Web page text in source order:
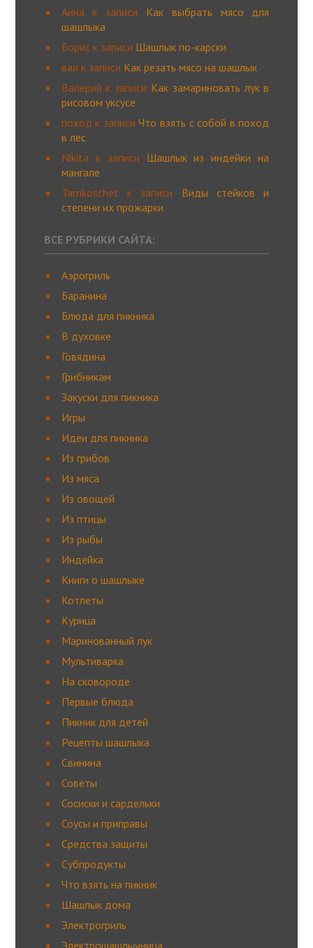
Анна к записи Как выбрать мясо для
шашлыка
Бориск записи Шашлык по-карски
вал к записи Как резать мясо на шашлык
Валерий к записи Как замариновать лук в
рисовом уксусе
поход к записиЧто взять с собой в поход
в лес
Nikita к записи Шашлык из индейки на
мангале
Tamkoschet к записи Виды стейков и
степени их прожарки
ВСЕ РУБРИКИ САЙТА:
Аэрогриль
Баранина
Блюда для пикника
В духовке
Говядина
Грибникам
Закуски для пикника
Игры
Идеи для пикника
Из грибов
Из мяса
Из овощей
Из птицы
Из рыбы
Индейка
Книги о шашлыке
Котлеты
Курица
Маринованный лук
Мультиварка
На сковороде
Первые блюда
Пикник для детей
Рецепты шашлыка
Свинина
Советы
Сосиски и сардельки
Соусы и приправы
Средства защиты
Субпродукты
Что взять на пикник
Шашлык дома
Электрогриль